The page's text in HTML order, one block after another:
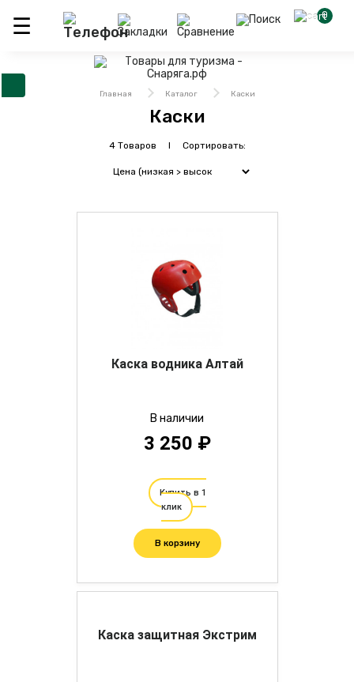
0
Главная Каталог Каски
Каски
4 Товаров I Сортировать:
Каска водника Алтай
В наличии
3 250 ₽
Купить в 1
клик
В корзину
Каска защитная Экстрим